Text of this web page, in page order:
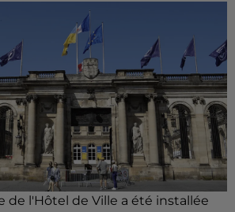
de l'Hôtel de Ville a été installée